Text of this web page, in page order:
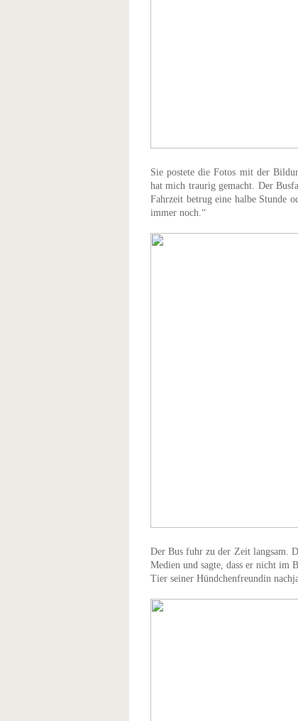
Sie postete die Fotos mit der
hat mich traurig gemacht. Der
Fahrzeit betrug eine halbe Stunde
immer noch.“
Der Bus fuhr zu der Zeit langsam.
Medien und sagte, dass er nicht im
Tier seiner Hündchenfreundin